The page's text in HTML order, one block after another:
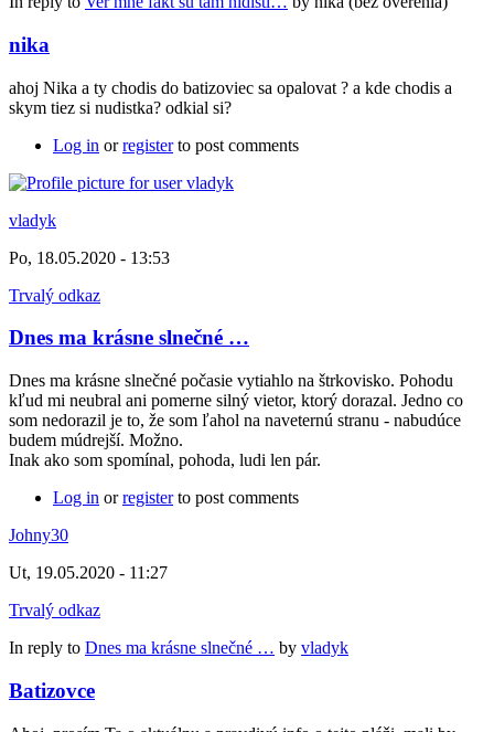
nika
ahoj Nika a ty chodis do batizoviec sa opalovat ? a kde chodis a
skym tiez si nudistka? odkial si?
Log in orregisterto post comments
vladyk
Po, 18.05.2020 - 13:53
Trvalý odkaz
Dnes ma krásne slnečné …
Dnes ma krásne slnečné počasie vytiahlo na štrkovisko. Pohodu
kľud mi neubral ani pomerne silný vietor, ktorý dorazal. Jedno co
som nedorazil je to, že som ľahol na naveternú stranu - nabudúce
budem múdrejší. Možno.
Inak ako som spomínal, pohoda, ludi len pár.
Log in orregisterto post comments
Johny30
Ut, 19.05.2020 - 11:27
Trvalý odkaz
In reply to Dnes ma krásne slnečné … by vladyk
Batizovce